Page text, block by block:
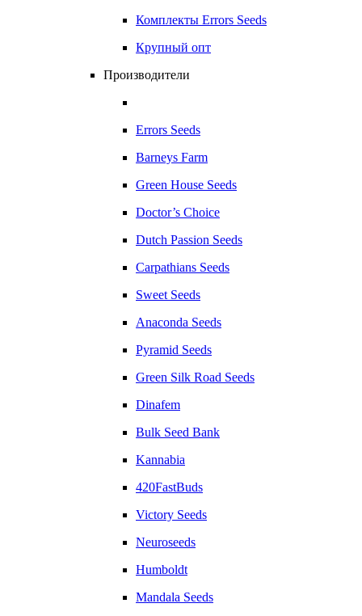
Комплекты Errors Seeds
Крупный опт
Производители
Errors Seeds
Barneys Farm
Green House Seeds
Doctor’s Choice
Dutch Passion Seeds
Carpathians Seeds
Sweet Seeds
Anaconda Seeds
Pyramid Seeds
Green Silk Road Seeds
Dinafem
Bulk Seed Bank
Kannabia
420FastBuds
Victory Seeds
Neuroseeds
Humboldt
Mandala Seeds